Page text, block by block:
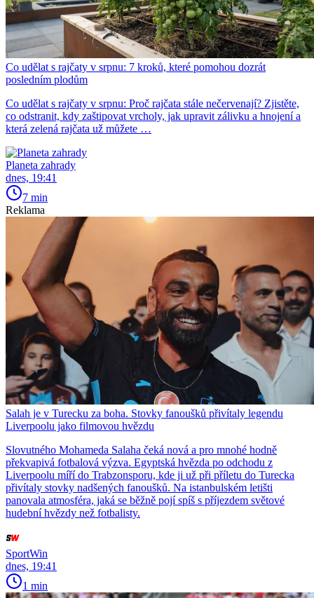
Co udělat s rajčaty v srpnu: 7 kroků, které pomohou dozrát
posledním plodům
Co udělat s rajčaty v srpnu: Proč rajčata stále nečervenají? Zjistěte,
co odstranit, kdy zaštipovat vrcholy, jak upravit zálivku a hnojení a
která zelená rajčata už můžete …
Planeta zahrady
dnes, 19:41
7 min
Reklama
Salah je v Turecku za boha. Stovky fanoušků přivítaly legendu
Liverpoolu jako filmovou hvězdu
Slovutného Mohameda Salaha čeká nová a pro mnohé hodně
překvapivá fotbalová výzva. Egyptská hvězda po odchodu z
Liverpoolu míří do Trabzonsporu, kde ji už při příletu do Turecka
přivítaly stovky nadšených fanoušků. Na istanbulském letišti
panovala atmosféra, jaká se běžně pojí spíš s příjezdem světové
hudební hvězdy než fotbalisty.
SportWin
dnes, 19:41
1 min